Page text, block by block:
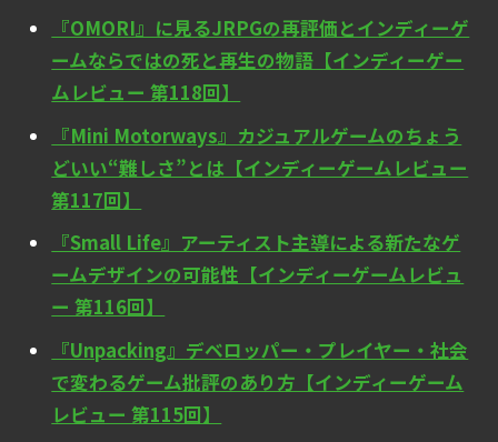
『OMORI』に見るJRPGの再評価とインディーゲ
ームならではの死と再生の物語【インディーゲー
ムレビュー 第118回】
『Mini Motorways』カジュアルゲームのちょう
どいい“難しさ”とは【インディーゲームレビュー
第117回】
『Small Life』アーティスト主導による新たなゲ
ームデザインの可能性【インディーゲームレビュ
ー 第116回】
『Unpacking』デベロッパー・プレイヤー・社会
で変わるゲーム批評のあり方【インディーゲーム
レビュー 第115回】